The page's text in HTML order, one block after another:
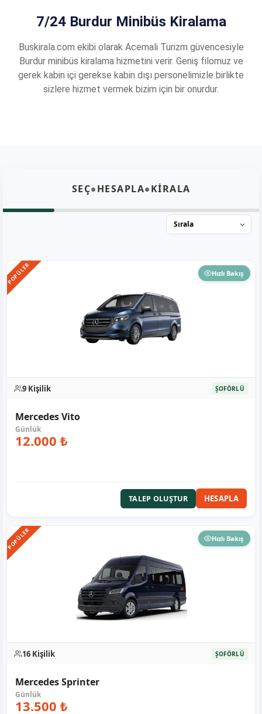
7/24 Burdur Minibüs Kiralama
Buskirala.com ekibi olarak Acemali Turizm güvencesiyle
Burdur minibüs kiralama hizmetini verir. Geniş filomuz ve
gerek kabin içi gerekse kabin dışı personelimizle birlikte
sizlere hizmet vermek bizim için bir onurdur.
SEÇ•HESAPLA•KİRALA
POPÜLER Hızlı Bakış
9 Kişilik ŞOFÖRLÜ
Mercedes Vito
12.000 ₺
TALEP OLUŞTUR HESAPLA
POPÜLER Hızlı Bakış
16 Kişilik ŞOFÖRLÜ
Mercedes Sprinter
13.500 ₺